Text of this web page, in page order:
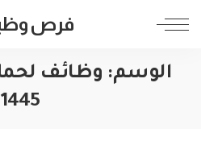
فرص
الوسم: وظائف
1445